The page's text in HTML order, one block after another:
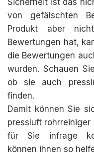
Sicherheit ist das
von gefälschten
Produkt aber
Bewertungen hat,
die Bewertungen
wurden. Schauen
ob sie auch
finden.
Damit können Sie
pressluft
für Sie infrage
können ihnen so